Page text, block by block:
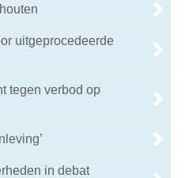
uitgeprocedeerde
tegen verbod op
in debat